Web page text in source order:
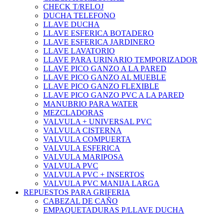
CHECK T/RELOJ
DUCHA TELEFONO
LLAVE DUCHA
LLAVE ESFERICA BOTADERO
LLAVE ESFERICA JARDINERO
LLAVE LAVATORIO
LLAVE PARA URINARIO TEMPORIZADOR
LLAVE PICO GANZO A LA PARED
LLAVE PICO GANZO AL MUEBLE
LLAVE PICO GANZO FLEXIBLE
LLAVE PICO GANZO PVC A LA PARED
MANUBRIO PARA WATER
MEZCLADORAS
VALVULA + UNIVERSAL PVC
VALVULA CISTERNA
VALVULA COMPUERTA
VALVULA ESFERICA
VALVULA MARIPOSA
VALVULA PVC
VALVULA PVC + INSERTOS
VALVULA PVC MANIJA LARGA
REPUESTOS PARA GRIFERIA
CABEZAL DE CAÑO
EMPAQUETADURAS P/LLAVE DUCHA